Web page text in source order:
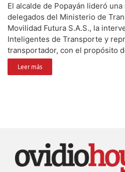
El alcalde de Popayán lideró
delegados del Ministerio de
Movilidad Futura S.A.S., la
Inteligentes de Transporte y
transportador, con el propósito
Leer más